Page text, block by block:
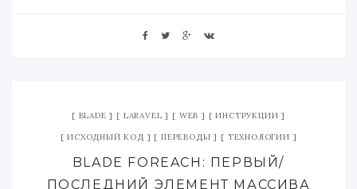
BLADE LARAVEL WEB ИНСТРУКЦИИ
ИСХОДНЫЙ КОД ПЕРЕВОДЫ ТЕХНОЛОГИИ
BLADE FOREACH: ПЕРВЫЙ/
ПОСЛЕДНИЙ ЭЛЕМЕНТ МАССИВА